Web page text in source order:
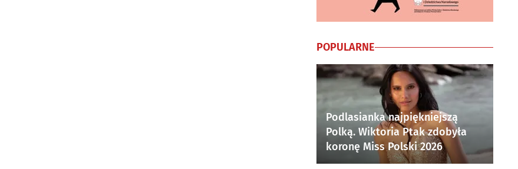
POPULARNE
Podlasianka najpiękniejszą
Polką. Wiktoria Ptak zdobyła
koronę Miss Polski 2026